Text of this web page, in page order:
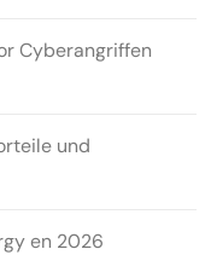
Cyberangriffen
und
en 2026